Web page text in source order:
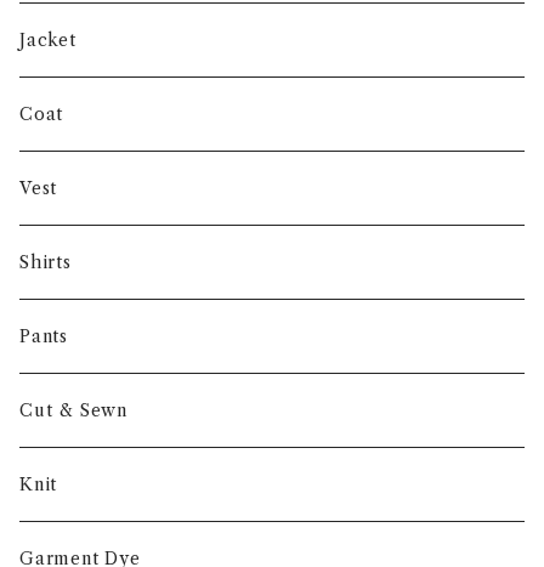
SHUREN
INVERTERE
Gambert
NORIEI
Other
Jacket
Coat
Vest
Shirts
Pants
Cut & Sewn
Knit
Garment Dye